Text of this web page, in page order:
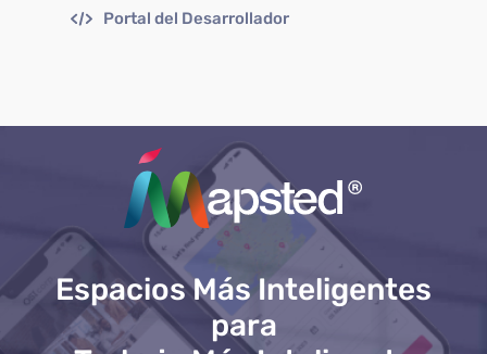
Portal del Desarrollador
Espacios Más Inteligentes
para